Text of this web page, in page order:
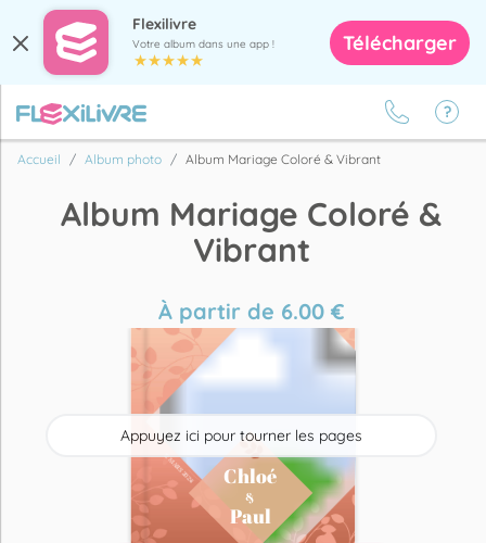
Flexilivre
Votre album dans une app ! Télécharger
Accueil Album photo Album Mariage Coloré & Vibrant
Album Mariage Coloré &
Vibrant
À partir de 6.00€